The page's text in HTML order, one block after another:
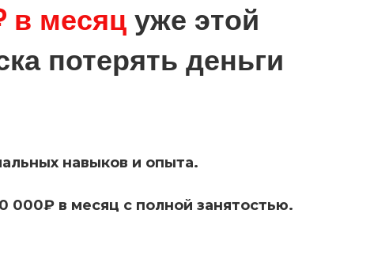
в месяц уже этой
потерять деньги
навыков и опыта.
000₽ в месяц с полной занятостью.